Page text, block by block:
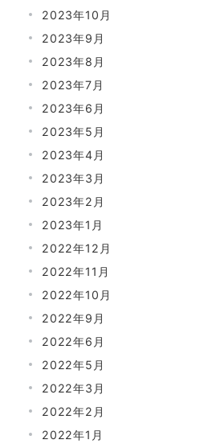
2023年10月
2023年9月
2023年8月
2023年7月
2023年6月
2023年5月
2023年4月
2023年3月
2023年2月
2023年1月
2022年12月
2022年11月
2022年10月
2022年9月
2022年6月
2022年5月
2022年3月
2022年2月
2022年1月